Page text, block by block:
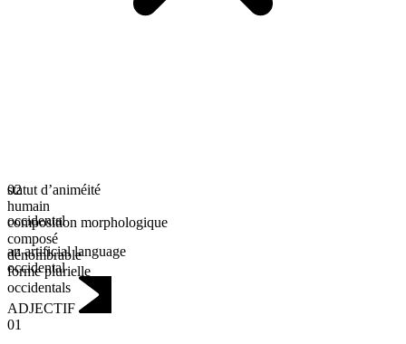
statut d’animéité
humain
composition morphologique
composé
dénombrable
forme plurielle
occidentals
02
occidental
an artificial language
occidental
ADJECTIF
01